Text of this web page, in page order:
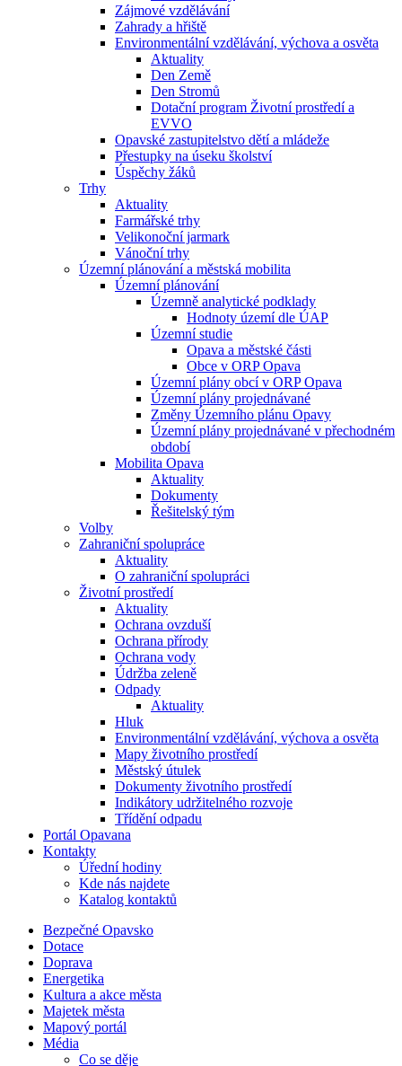
Zájmové vzdělávání
Zahrady a hřiště
Environmentální vzdělávání, výchova a osvěta
Aktuality
Den Země
Den Stromů
Dotační program Životní prostředí a
EVVO
Opavské zastupitelstvo dětí a mládeže
Přestupky na úseku školství
Úspěchy žáků
Trhy
Aktuality
Farmářské trhy
Velikonoční jarmark
Vánoční trhy
Územní plánování a městská mobilita
Územní plánování
Územně analytické podklady
Hodnoty území dle ÚAP
Územní studie
Opava a městské části
Obce v ORP Opava
Územní plány obcí v ORP Opava
Územní plány projednávané
Změny Územního plánu Opavy
Územní plány projednávané v přechodném
období
Mobilita Opava
Aktuality
Dokumenty
Řešitelský tým
Volby
Zahraniční spolupráce
Aktuality
O zahraniční spolupráci
Životní prostředí
Aktuality
Ochrana ovzduší
Ochrana přírody
Ochrana vody
Údržba zeleně
Odpady
Aktuality
Hluk
Environmentální vzdělávání, výchova a osvěta
Mapy životního prostředí
Městský útulek
Dokumenty životního prostředí
Indikátory udržitelného rozvoje
Třídění odpadu
Portál Opavana
Kontakty
Úřední hodiny
Kde nás najdete
Katalog kontaktů
Bezpečné Opavsko
Dotace
Doprava
Energetika
Kultura a akce města
Majetek města
Mapový portál
Média
Co se děje